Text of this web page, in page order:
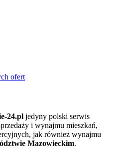
ofert
24.pl jedyny polski serwis
i wynajmu mieszkań,
jak również wynajmu
Mazowieckim.